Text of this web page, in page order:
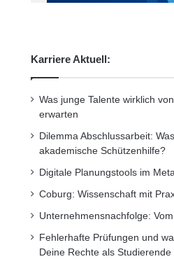
Karriere Aktuell:
Was junge Talente wirklich
erwarten
Dilemma Abschlussarbeit:
akademische Schützenhilfe?
Digitale Planungstools im
Coburg: Wissenschaft mit
Unternehmensnachfolge:
Fehlerhafte Prüfungen und
Deine Rechte als Studierende